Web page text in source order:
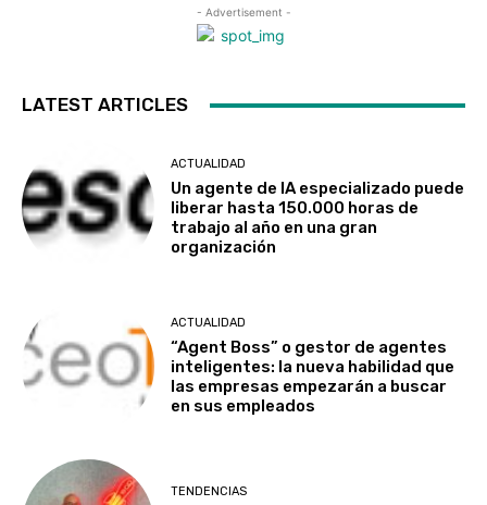
- Advertisement -
LATEST ARTICLES
ACTUALIDAD
Un agente de IA especializado puede
liberar hasta 150.000 horas de
trabajo al año en una gran
organización
ACTUALIDAD
“Agent Boss” o gestor de agentes
inteligentes: la nueva habilidad que
las empresas empezarán a buscar
en sus empleados
TENDENCIAS